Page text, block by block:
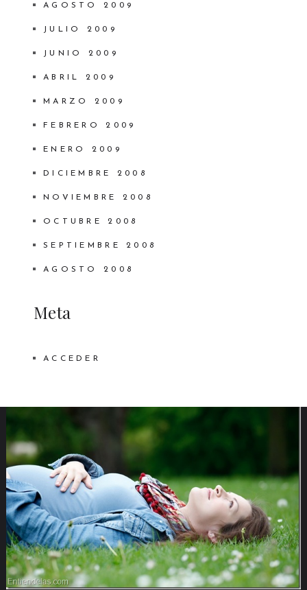
AGOSTO 2009
JULIO 2009
JUNIO 2009
ABRIL 2009
MARZO 2009
FEBRERO 2009
ENERO 2009
DICIEMBRE 2008
NOVIEMBRE 2008
OCTUBRE 2008
SEPTIEMBRE 2008
AGOSTO 2008
Meta
ACCEDER